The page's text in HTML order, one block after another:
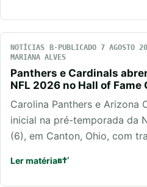
NOTÍCIAS PUBLICADO 7 AGOSTO
MARIANA ALVES
Panthers e Cardinals
NFL 2026 no Hall of Fame
Carolina Panthers e Arizona
inicial na pré-temporada da
(6), em Canton, Ohio, com
Ler matéria